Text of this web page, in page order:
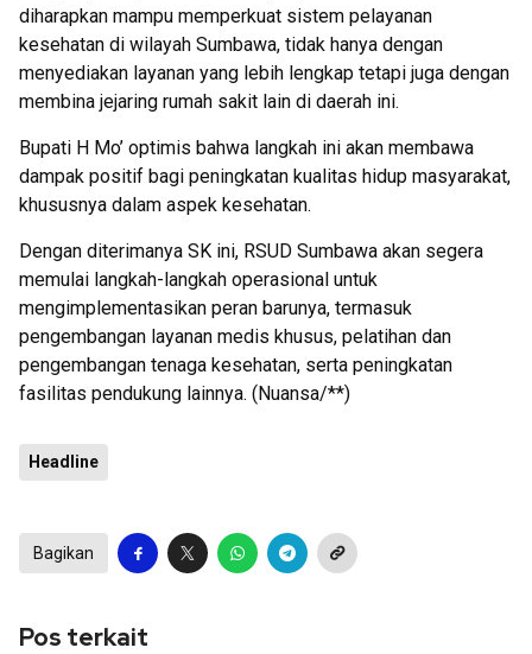
diharapkan mampu memperkuat sistem pelayanan
kesehatan di wilayah Sumbawa, tidak hanya dengan
menyediakan layanan yang lebih lengkap tetapi juga dengan
membina jejaring rumah sakit lain di daerah ini.
Bupati H Mo’ optimis bahwa langkah ini akan membawa
dampak positif bagi peningkatan kualitas hidup masyarakat,
khususnya dalam aspek kesehatan.
Dengan diterimanya SK ini, RSUD Sumbawa akan segera
memulai langkah-langkah operasional untuk
mengimplementasikan peran barunya, termasuk
pengembangan layanan medis khusus, pelatihan dan
pengembangan tenaga kesehatan, serta peningkatan
fasilitas pendukung lainnya. (Nuansa/**)
Headline
Bagikan
Pos terkait